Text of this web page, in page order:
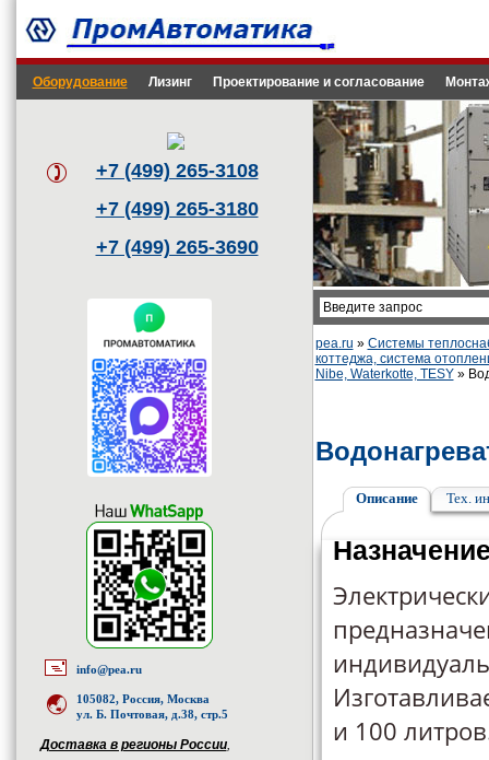
Оборудование Лизинг Проектирование и согласование
+7 (499) 265-3108
+7 (499) 265-3180
+7 (499) 265-3690
info@pea.ru
105082, Россия, Москва
ул. Б. Почтовая, д.38, стр.5
Доставка в регионы России,
pea.ru » Системы
коттеджа, система
Nibe, Waterkotte, TESY»
Описание Тех.
и 100